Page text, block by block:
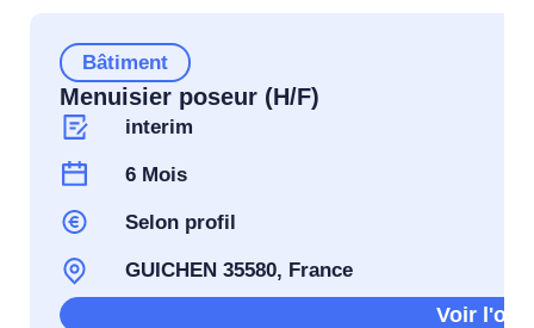
Bâtiment
Menuisier poseur (H/F)
interim
6 Mois
Selon profil
GUICHEN 35580, France
Voir